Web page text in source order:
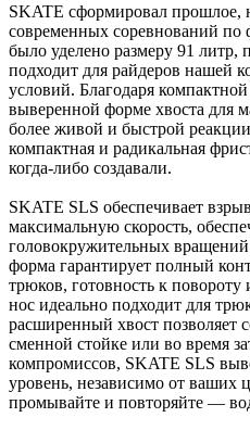
SKATE сформировал прошлое,
современных соревнований по
было уделено размеру 91 литр,
подходит для райдеров нашей
условий. Благодаря
выверенной форме хвоста для
более живой и быстрой
компактная и радикальная
когда-либо создавали.
SKATE SLS обеспечивает
максимальную скорость,
головокружительных
форма гарантирует полный
трюков, готовность к
нос идеально подходит для
расширенный хвост позволяет
сменной стойке или во время
компромиссов, SKATE SLS
уровень, независимо от ваших
промывайте и повторяйте —